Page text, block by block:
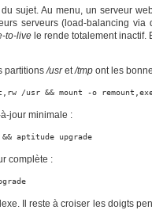
sujet. Au menu, un serveur
serveurs (load-balancing
to-live le rende totalement inactif.
partitions/usret/tmp ont les
/usr && mount -o
jour minimale :
aptitude upgrade
complète :
Il reste à croiser les doigts